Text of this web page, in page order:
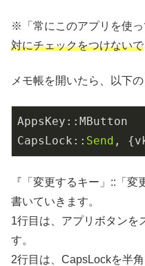
※「常にこのアプリを使
対にチェックをつけないで
メモ帳を開いたら、以下
AppsKey::MButton
CapsLock:: Send ,
『「変更するキー」::「
書いていきます。
1行目は、アプリボタンを
す。
2行目は、CapsLockを半